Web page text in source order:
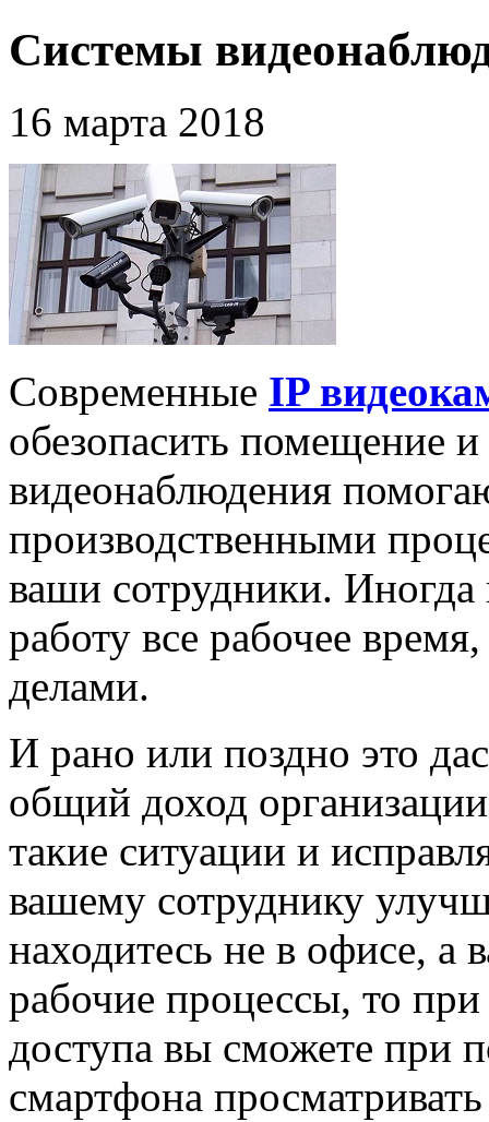
Системы
16 марта 2018
Современные IP
обезопасить помещение
видеонаблюдения
производственными
ваши сотрудники. Иногда
работу все рабочее
делами.
И рано или поздно это
общий доход
такие ситуации и
вашему сотруднику
находитесь не в офисе, а
рабочие процессы, то
доступа вы сможете при
смартфона